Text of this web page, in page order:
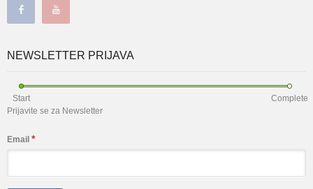
NEWSLETTER PRIJAVA
Start
Complete
Prijavite se za Newsletter
Email *